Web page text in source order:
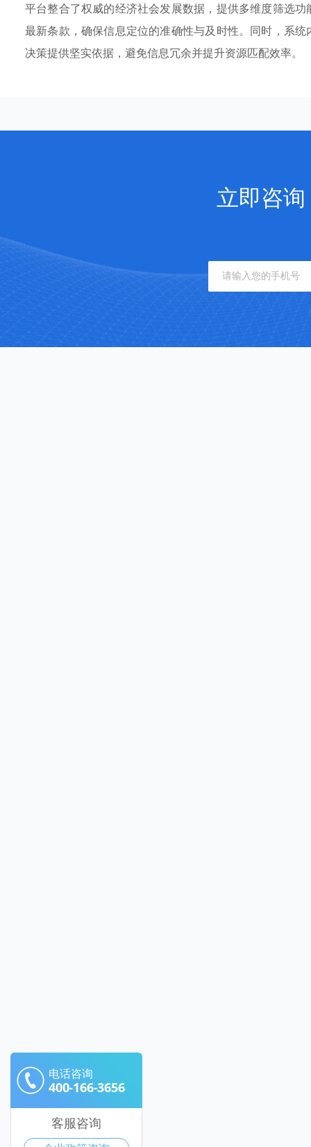
平台整合了权威的经济社会发展数据，提供多维度筛选
最新条款，确保信息定位的准确性与及时性。同时，系
决策提供坚实依据，避免信息冗余并提升资源匹配效率。
电话咨询
400-166-3656
客服咨询
立即咨